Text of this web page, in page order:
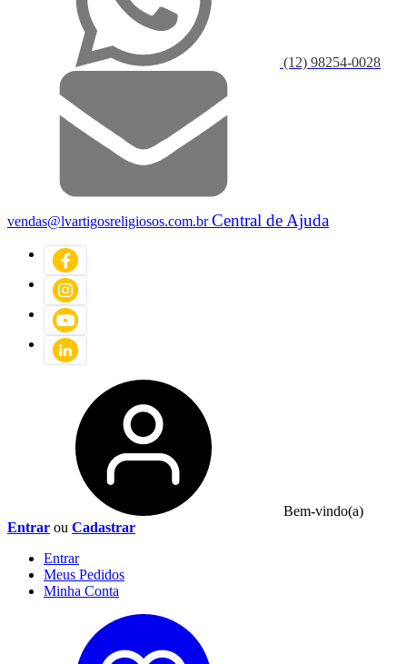
(12) 98254-0028
vendas@lvartigosreligiosos.com.brCentral de Ajuda
Bem-vindo(a)
Entrar ou Cadastrar
Entrar
Meus Pedidos
Minha Conta